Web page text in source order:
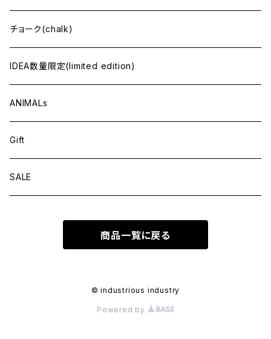
tiny size（小さめ）
腰付けチョークバッグ
バッグ(bag)
帽子・ベルトなど(hat・belt)
チョーク(chalk)
IDEA数量限定(limited edition)
ANIMALs
Gift
SALE
商品一覧に戻る
© industrious industry
Powered by